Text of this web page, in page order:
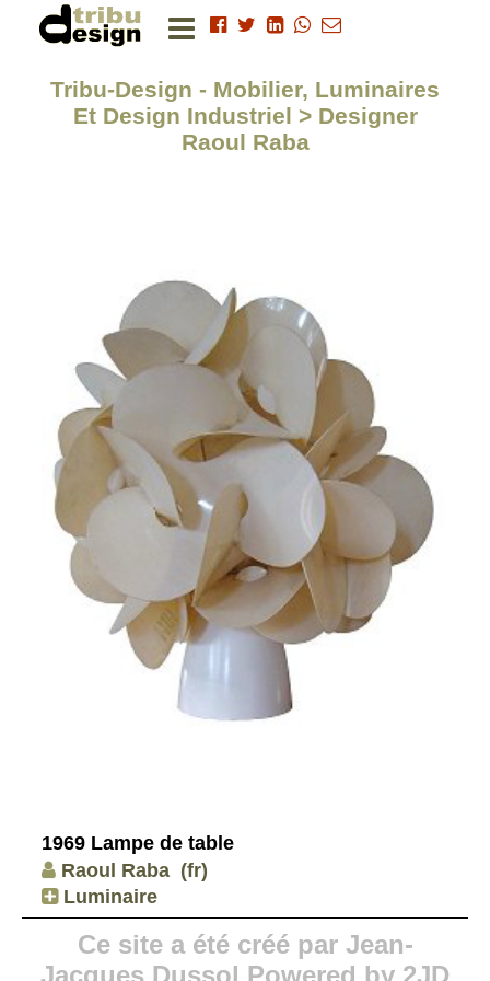
Tribu-Design - Mobilier, Luminaires
Et Design Industriel > Designer
Raoul Raba
1969 Lampe de table
Raoul Raba (fr)
Luminaire
Ce site a été créé par Jean-